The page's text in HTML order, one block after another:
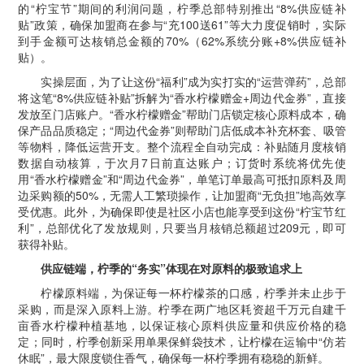
的“柠宝节”期间的利润问题，柠季总部特别推出“8%供应链补
贴”政策，确保加盟商在参与“充100送61”等大力度促销时，实际
到手金额可达核销总金额的70%（62%系统分账+8%供应链补
贴）。
实操层面，为了让这份“福利”成为实打实的“运营弹药”，总部
将这笔“8%供应链补贴”拆解为“香水柠檬赠金+周边代金券”，直接
发放至门店账户。“香水柠檬赠金”帮助门店锁定核心原料成本，确
保产品品质稳定；“周边代金券”则帮助门店低成本补充杯套、吸管
等物料，降低运营开支。整个流程全自动完成：补贴随月度核销
数据自动核算，于次月7日前直达账户；订货时系统将优先使
用“香水柠檬赠金”和“周边代金券”，单笔订单最高可抵扣原料及周
边采购额的50%，无需人工繁琐操作，让加盟商“无负担”地高效享
受优惠。此外，为确保即使是社区小店也能享受到这份“柠宝节红
利”，总部优化了发放规则，只要当月核销总额超过209元，即可
获得补贴。
供应链端，柠季的“务实”体现在对原料的极致追求上
柠檬原料端，为保证每一杯柠檬茶的口感，柠季并未止步于
采购，而是深入原料上游。柠季在两广地区耗资超千万元自建千
亩香水柠檬种植基地，以保证核心原料供应量和供应价格的稳
定；同时，柠季创新采用单果保鲜袋技术，让柠檬在运输中“仿若
休眠”，最大限度锁住香气，确保每一杯柠季拥有稳稳的新鲜。